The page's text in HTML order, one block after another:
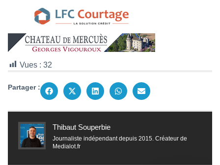
Vues : 32
Partager :
Thibaut Souperbie
Journaliste indépendant depuis 2015. Créateur de
Medialot.fr